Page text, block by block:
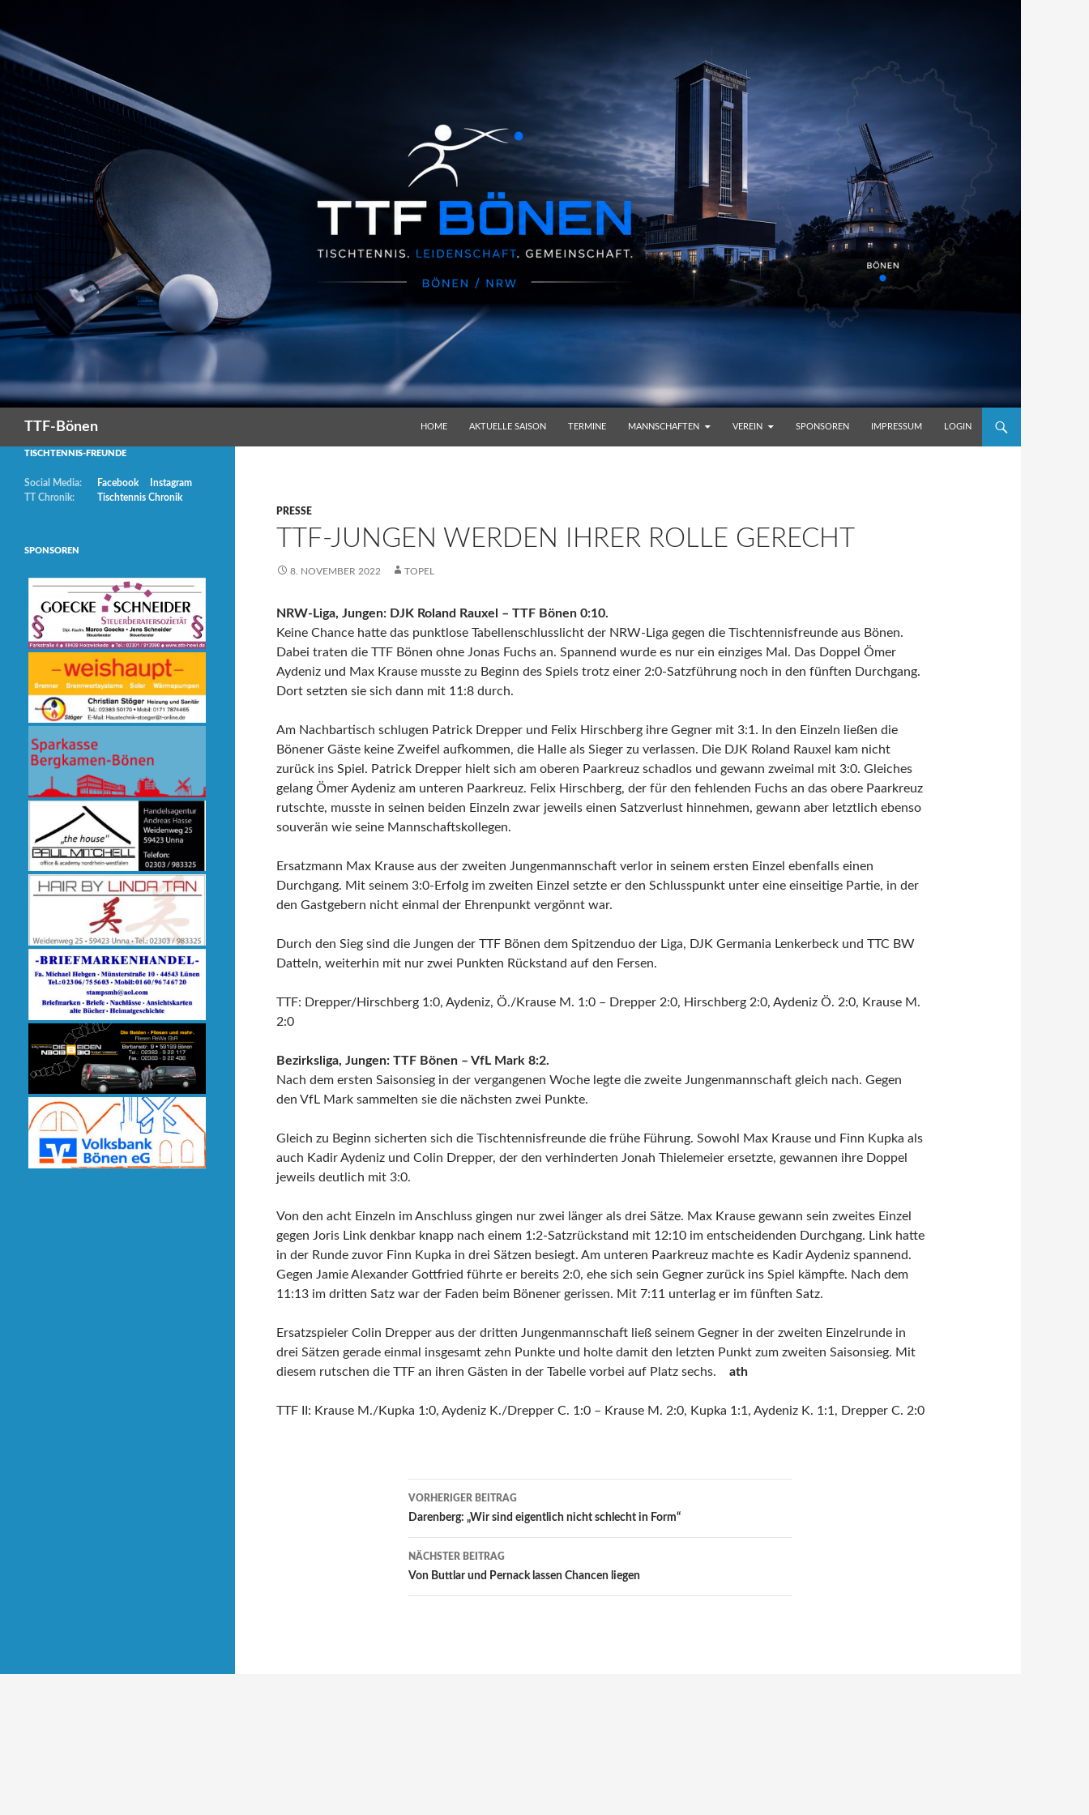
TTF-Bönen
HOME
AKTUELLE SAISON TERMINE MANNSCHAFTEN VEREIN SPONSOREN IMPRESSUM LOGIN
PRESSE
TTF-JUNGEN WERDEN IHRER ROLLE GERECHT
8. NOVEMBER 2022 TOPEL
NRW-Liga, Jungen: DJK Roland Rauxel – TTF Bönen 0:10.
Keine Chance hatte das punktlose Tabellenschlusslicht der NRW-Liga gegen die Tischtennisfreunde aus Bönen.
Dabei traten die TTF Bönen ohne Jonas Fuchs an. Spannend wurde es nur ein einziges Mal. Das Doppel Ömer
Aydeniz und Max Krause musste zu Beginn des Spiels trotz einer 2:0-Satzführung noch in den fünften Durchgang.
Dort setzten sie sich dann mit 11:8 durch.
Am Nachbartisch schlugen Patrick Drepper und Felix Hirschberg ihre Gegner mit 3:1. In den Einzeln ließen die
Bönener Gäste keine Zweifel aufkommen, die Halle als Sieger zu verlassen. Die DJK Roland Rauxel kam nicht
zurück ins Spiel. Patrick Drepper hielt sich am oberen Paarkreuz schadlos und gewann zweimal mit 3:0. Gleiches
gelang Ömer Aydeniz am unteren Paarkreuz. Felix Hirschberg, der für den fehlenden Fuchs an das obere Paarkreuz
rutschte, musste in seinen beiden Einzeln zwar jeweils einen Satzverlust hinnehmen, gewann aber letztlich ebenso
souverän wie seine Mannschaftskollegen.
Ersatzmann Max Krause aus der zweiten Jungenmannschaft verlor in seinem ersten Einzel ebenfalls einen
Durchgang. Mit seinem 3:0-Erfolg im zweiten Einzel setzte er den Schlusspunkt unter eine einseitige Partie, in der
den Gastgebern nicht einmal der Ehrenpunkt vergönnt war.
Durch den Sieg sind die Jungen der TTF Bönen dem Spitzenduo der Liga, DJK Germania Lenkerbeck und TTC BW
Datteln, weiterhin mit nur zwei Punkten Rückstand auf den Fersen.
TTF: Drepper/Hirschberg 1:0, Aydeniz, Ö./Krause M. 1:0 – Drepper 2:0, Hirschberg 2:0, Aydeniz Ö. 2:0, Krause M.
2:0
Bezirksliga, Jungen: TTF Bönen – VfL Mark 8:2.
Nach dem ersten Saisonsieg in der vergangenen Woche legte die zweite Jungenmannschaft gleich nach. Gegen
den VfL Mark sammelten sie die nächsten zwei Punkte.
Gleich zu Beginn sicherten sich die Tischtennisfreunde die frühe Führung. Sowohl Max Krause und Finn Kupka als
auch Kadir Aydeniz und Colin Drepper, der den verhinderten Jonah Thielemeier ersetzte, gewannen ihre Doppel
jeweils deutlich mit 3:0.
Von den acht Einzeln im Anschluss gingen nur zwei länger als drei Sätze. Max Krause gewann sein zweites Einzel
gegen Joris Link denkbar knapp nach einem 1:2-Satzrückstand mit 12:10 im entscheidenden Durchgang. Link hatte
in der Runde zuvor Finn Kupka in drei Sätzen besiegt. Am unteren Paarkreuz machte es Kadir Aydeniz spannend.
Gegen Jamie Alexander Gottfried führte er bereits 2:0, ehe sich sein Gegner zurück ins Spiel kämpfte. Nach dem
11:13 im dritten Satz war der Faden beim Bönener gerissen. Mit 7:11 unterlag er im fünften Satz.
Ersatzspieler Colin Drepper aus der dritten Jungenmannschaft ließ seinem Gegner in der zweiten Einzelrunde in
drei Sätzen gerade einmal insgesamt zehn Punkte und holte damit den letzten Punkt zum zweiten Saisonsieg. Mit
diesem rutschen die TTF an ihren Gästen in der Tabelle vorbei auf Platz sechs. ath
TTF II: Krause M./Kupka 1:0, Aydeniz K./Drepper C. 1:0 – Krause M. 2:0, Kupka 1:1, Aydeniz K. 1:1, Drepper C. 2:0
Beitrags-
Navigation
VORHERIGER BEITRAG
Darenberg: „Wir sind eigentlich nicht schlecht in Form“
NÄCHSTER BEITRAG
Von Buttlar und Pernack lassen Chancen liegen
TISCHTENNIS-FREUNDE
Social Media: Facebook
Instagram
TT Chronik:
Tischtennis Chronik
SPONSOREN